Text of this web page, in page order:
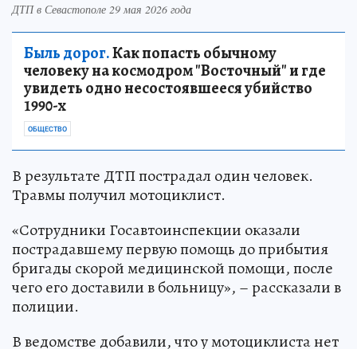
ДТП в Севастополе 29 мая 2026 года
Быль дорог.Как попасть обычному
человеку на космодром "Восточный" и где
увидеть одно несостоявшееся убийство
1990-х
ОБЩЕСТВО
В результате ДТП пострадал один человек.
Травмы получил мотоциклист.
«Сотрудники Госавтоинспекции оказали
пострадавшему первую помощь до прибытия
бригады скорой медицинской помощи, после
чего его доставили в больницу», – рассказали в
полиции.
В ведомстве добавили, что у мотоциклиста нет